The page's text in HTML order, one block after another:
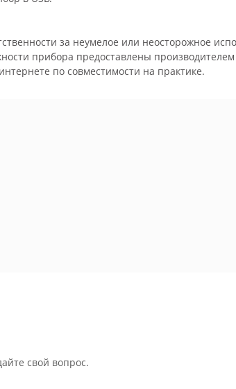
за неумелое или неосторожное
прибора предоставлены
по совместимости на практике.
свой вопрос.